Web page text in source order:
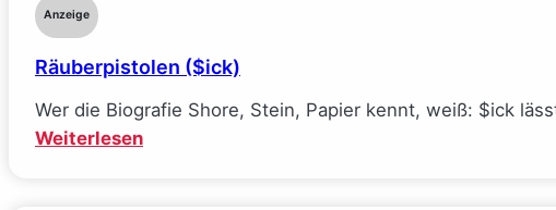
Kennedy)
Anzeige
Räuberpistolen ($ick)
Wer die Biografie Shore, Stein, Papier kennt, weiß: $ick
Weiterlesen: